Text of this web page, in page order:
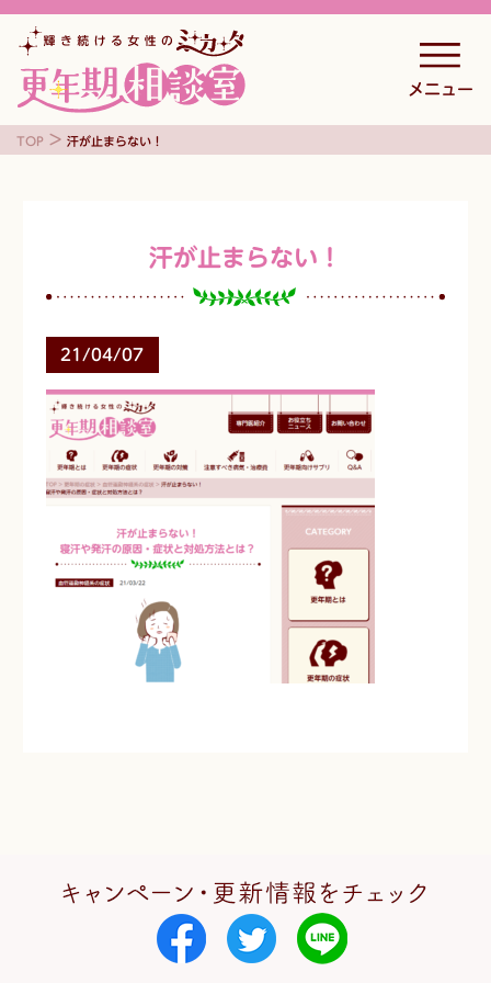
メニュー
TOP > 汗が止まらない！
汗が止まらない！
21/04/07